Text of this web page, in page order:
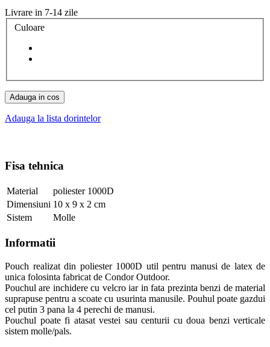
Livrare in 7-14 zile
Culoare
Adauga in cos
Adauga la lista dorintelor
Fisa tehnica
Material
poliester 1000D
Dimensiuni 10 x 9 x 2 cm
Sistem
Molle
Informatii
Pouch realizat din poliester 1000D util pentru manusi de latex de
unica folosinta fabricat de Condor Outdoor.
Pouchul are inchidere cu velcro iar in fata prezinta benzi de material
suprapuse pentru a scoate cu usurinta manusile. Pouhul poate gazdui
cel putin 3 pana la 4 perechi de manusi.
Pouchul poate fi atasat vestei sau centurii cu doua benzi verticale
sistem molle/pals.